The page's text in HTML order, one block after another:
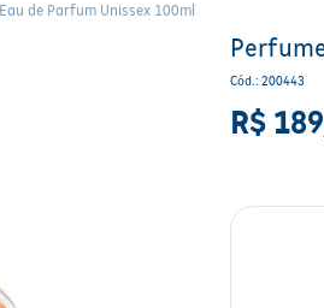
de Parfum Unissex 100ml
Cód.:200443
R$ 189